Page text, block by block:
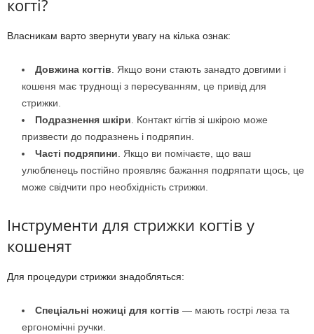
когті?
Власникам варто звернути увагу на кілька ознак:
Довжина когтів . Якщо вони стають занадто довгими і
кошеня має труднощі з пересуванням, це привід для
стрижки.
Подразнення шкіри . Контакт кігтів зі шкірою може
призвести до подразнень і подряпин.
Часті подряпини . Якщо ви помічаєте, що ваш
улюбленець постійно проявляє бажання подряпати щось, це
може свідчити про необхідність стрижки.
Інструменти для стрижки когтів у
кошенят
Для процедури стрижки знадобляться:
Спеціальні ножиці для когтів — мають гострі леза та
ергономічні ручки.